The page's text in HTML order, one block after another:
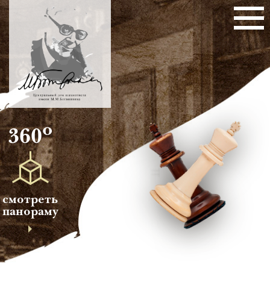
360о
смотреть
панораму